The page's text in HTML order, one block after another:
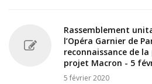
Rassemblement
l’Opéra Garnier de
reconnaissance de
projet Macron - 5
5 février 2020